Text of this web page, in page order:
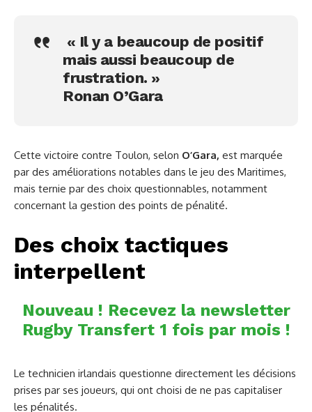
« Il y a beaucoup de positif
mais aussi beaucoup de
frustration. »
Ronan O’Gara
Cette victoire contre Toulon, selon O’Gara, est marquée
par des améliorations notables dans le jeu des Maritimes,
mais ternie par des choix questionnables, notamment
concernant la gestion des points de pénalité.
Des choix tactiques
interpellent
Nouveau ! Recevez la newsletter
Rugby Transfert 1 fois par mois !
Le technicien irlandais questionne directement les décisions
prises par ses joueurs, qui ont choisi de ne pas capitaliser
les pénalités.